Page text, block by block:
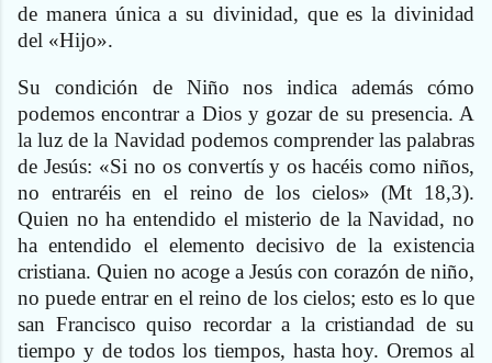
de manera única a su divinidad, que es la divinidad
del «Hijo».
Su condición de Niño nos indica además cómo
podemos encontrar a Dios y gozar de su presencia. A
la luz de la Navidad podemos comprender las palabras
de Jesús: «Si no os convertís y os hacéis como niños,
no entraréis en el reino de los cielos» (Mt 18,3).
Quien no ha entendido el misterio de la Navidad, no
ha entendido el elemento decisivo de la existencia
cristiana. Quien no acoge a Jesús con corazón de niño,
no puede entrar en el reino de los cielos; esto es lo que
san Francisco quiso recordar a la cristiandad de su
tiempo y de todos los tiempos, hasta hoy. Oremos al